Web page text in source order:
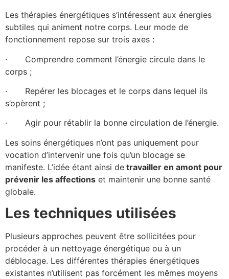
Les thérapies énergétiques s’intéressent aux énergies
subtiles qui animent notre corps. Leur mode de
fonctionnement repose sur trois axes :
· Comprendre comment l’énergie circule dans le
corps ;
· Repérer les blocages et le corps dans lequel ils
s’opèrent ;
· Agir pour rétablir la bonne circulation de l’énergie.
Les soins énergétiques n’ont pas uniquement pour
vocation d’intervenir une fois qu’un blocage se
manifeste. L’idée étant ainsi de travailler en amont pour
prévenir les affections et maintenir une bonne santé
globale.
Les techniques utilisées
Plusieurs approches peuvent être sollicitées pour
procéder à un nettoyage énergétique ou à un
déblocage. Les différentes thérapies énergétiques
existantes n’utilisent pas forcément les mêmes moyens